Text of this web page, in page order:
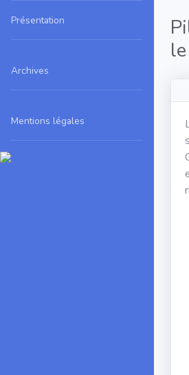
Présentation
Archives
Mentions légales